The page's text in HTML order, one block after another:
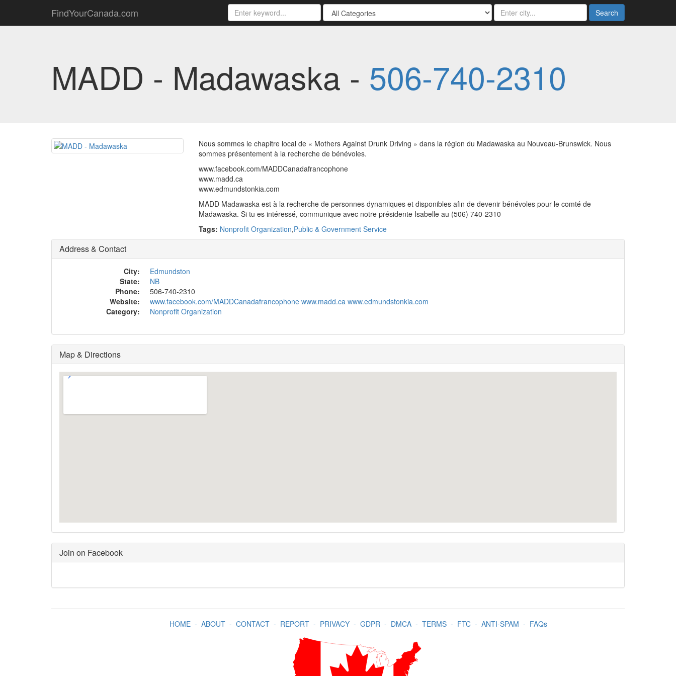
FindYourCanada.com Search
MADD - Madawaska - 506-740-2310
Nous sommes le chapitre local de « Mothers Against Drunk Driving » dans la région du Madawaska au Nouveau-Brunswick. Nous
sommes présentement à la recherche de bénévoles.
www.facebook.com/MADDCanadafrancophone
www.madd.ca
www.edmundstonkia.com
MADD Madawaska est à la recherche de personnes dynamiques et disponibles afin de devenir bénévoles pour le comté de
Madawaska. Si tu es intéressé, communique avec notre présidente Isabelle au (506) 740-2310
Tags: Nonprofit Organization,Public & Government Service
Address & Contact
City:
Edmundston
State:
NB
Phone:
506-740-2310
Website:
www.facebook.com/MADDCanadafrancophone www.madd.ca www.edmundstonkia.com
Category:
Nonprofit Organization
Map & Directions
Join on Facebook
HOME- ABOUT- CONTACT- REPORT- PRIVACY- GDPR- DMCA- TERMS- FTC- ANTI-SPAM - FAQs